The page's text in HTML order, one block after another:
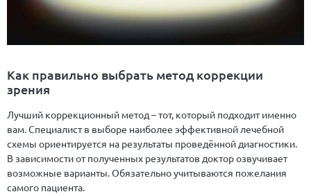
Как правильно выбрать метод коррекции
зрения
Лучший коррекционный метод – тот, который подходит именно
вам. Специалист в выборе наиболее эффективной лечебной
схемы ориентируется на результаты проведённой диагностики.
В зависимости от полученных результатов доктор озвучивает
возможные варианты. Обязательно учитываются пожелания
самого пациента.